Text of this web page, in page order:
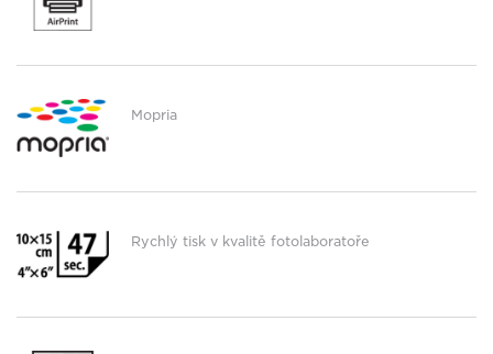
Mopria
Rychlý tisk v kvalitě fotolaboratoře